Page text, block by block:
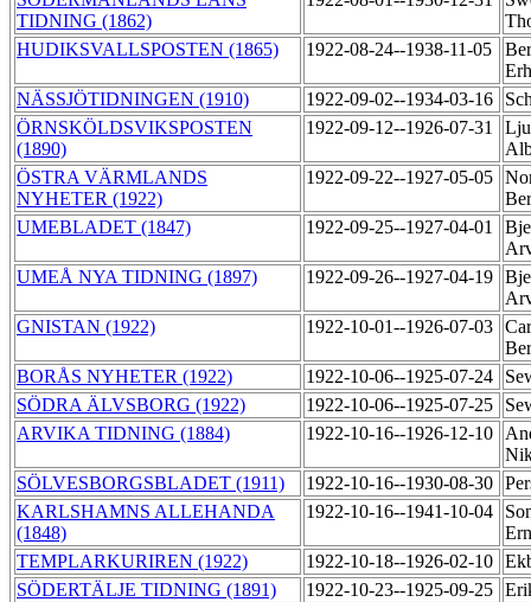
TIDNING (1862)
HUDIKSVALLSPOSTEN (1865)
1922-08-24--1938-11-05
NÄSSJÖTIDNINGEN (1910)
1922-09-02--1934-03-16
ÖRNSKÖLDSVIKSPOSTEN
(1890)
1922-09-12--1926-07-31
ÖSTRA VÄRMLANDS
NYHETER (1922)
1922-09-22--1927-05-05
UMEBLADET (1847)
1922-09-25--1927-04-01
UMEÅ NYA TIDNING (1897)
1922-09-26--1927-04-19
GNISTAN (1922)
1922-10-01--1926-07-03
BORÅS NYHETER (1922)
1922-10-06--1925-07-24
SÖDRA ÄLVSBORG (1922)
1922-10-06--1925-07-25
ARVIKA TIDNING (1884)
1922-10-16--1926-12-10
SÖLVESBORGSBLADET (1911)
1922-10-16--1930-08-30
KARLSHAMNS ALLEHANDA
(1848)
1922-10-16--1941-10-04
TEMPLARKURIREN (1922)
1922-10-18--1926-02-10
SÖDERTÄLJE TIDNING (1891)
1922-10-23--1925-09-25